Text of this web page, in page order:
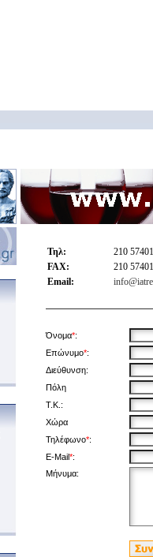
Τηλ:
210
FAX:
210
Email:
Όνομα*:
Επώνυμο*:
Διεύθυνση:
Πόλη
Τ.Κ.:
Χώρα
Τηλέφωνο*:
E-Mail*:
Μήνυμα: